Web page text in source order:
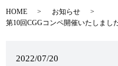
HOME
お知らせ
第10回CGGコンペ開催いたしまし
2022/07/20